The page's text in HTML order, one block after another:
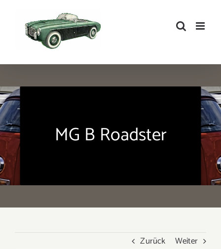
springen
MG B Roadster
Zurück Weiter